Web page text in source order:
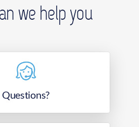
we help you
Questions?